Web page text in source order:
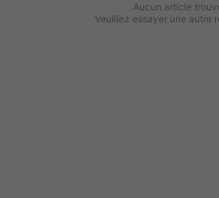
Aucun article
Veuillez essayer une autre